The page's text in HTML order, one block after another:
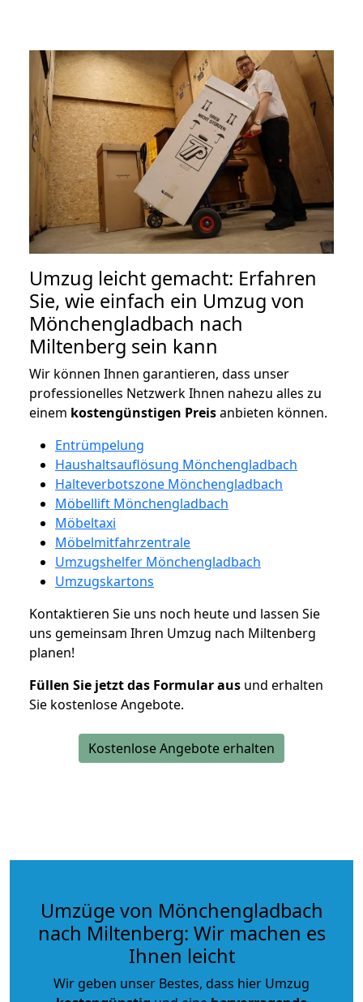
Umzug leicht gemacht: Erfahren
Sie, wie einfach ein Umzug von
Mönchengladbach nach
Miltenberg sein kann
Wir können Ihnen garantieren, dass unser
professionelles Netzwerk Ihnen nahezu alles zu
einem kostengünstigen Preisanbieten können.
Entrümpelung
Haushaltsauflösung Mönchengladbach
Halteverbotszone Mönchengladbach
Möbellift Mönchengladbach
Möbeltaxi
Möbelmitfahrzentrale
Umzugshelfer Mönchengladbach
Umzugskartons
Kontaktieren Sie uns noch heute und lassen Sie
uns gemeinsam Ihren Umzug nach Miltenberg
planen!
Füllen Sie jetzt das Formular aus und erhalten
Sie kostenlose Angebote.
Kostenlose Angebote erhalten
Umzüge von Mönchengladbach
nach Miltenberg: Wir machen es
Ihnen leicht
Wir geben unser Bestes, dass hier Umzug